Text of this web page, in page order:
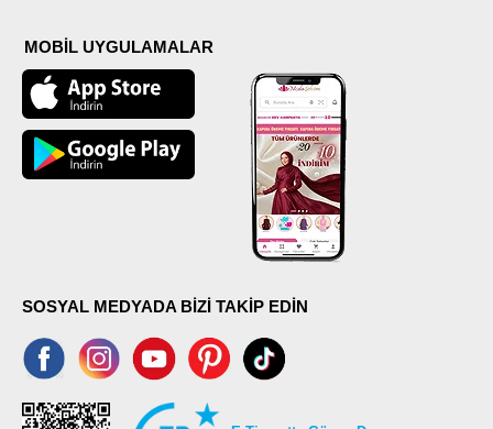
MOBİL UYGULAMALAR
SOSYAL MEDYADA BİZİ TAKİP EDİN